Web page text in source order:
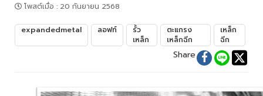
โพสต์เมื่อ : 20 กันยายน 2568
expandedmetal ลอฟท์
รั้ว
เหล็ก
ตะแกรง
เหล็กฉีก
เหล็ก
ฉีก
Share